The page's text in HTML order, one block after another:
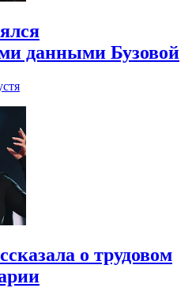
данными Бузовой
о трудовом